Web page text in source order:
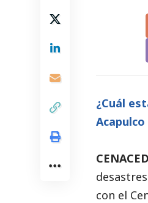
¿Cuál
CENACED
con el